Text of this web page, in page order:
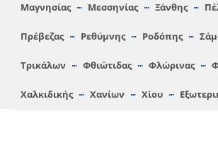
Μαγνησίας Μεσσηνίας Ξάνθης
Πρέβεζας Ρεθύμνης Ροδόπης
Τρικάλων Φθιώτιδας Φλώρινας
Χαλκιδικής Χανίων Χίου